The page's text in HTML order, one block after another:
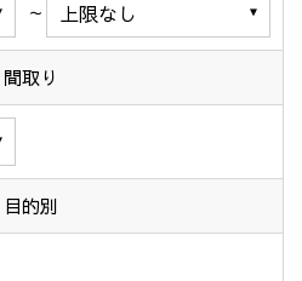
～
間取り
目的別